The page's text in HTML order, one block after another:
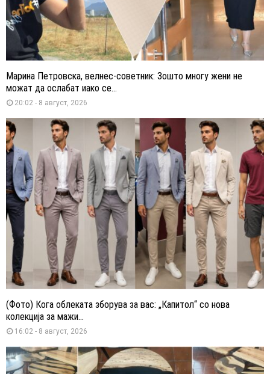
Марина Петровска, велнес-советник: Зошто многу жени не
можат да ослабат иако се...
20:02 - 8 август, 2026
(Фото) Кога облеката зборува за вас: „Капитол“ со нова
колекција за мажи...
16:02 - 8 август, 2026